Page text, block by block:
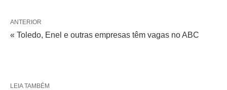
ANTERIOR
« Toledo, Enel e outras empresas têm vagas no ABC
LEIA TAMBÉM